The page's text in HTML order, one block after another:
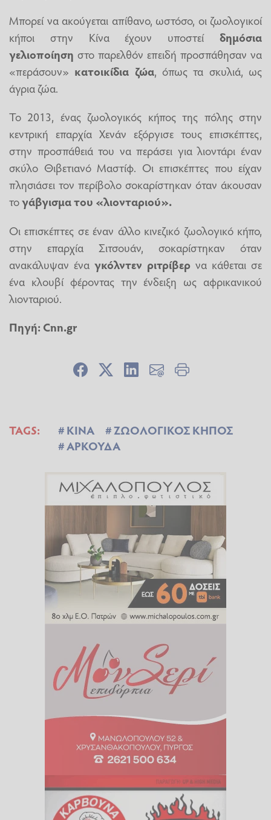
Μπορεί να ακούγεται απίθανο, ωστόσο, οι ζωολογικοί
κήποι στην Κίνα έχουν υποστεί δημόσια
γελιοποίηση στο παρελθόν επειδή προσπάθησαν να
«περάσουν» κατοικίδια ζώα, όπως τα σκυλιά, ως
άγρια ζώα.
Το 2013, ένας ζωολογικός κήπος της πόλης στην
κεντρική επαρχία Χενάν εξόργισε τους επισκέπτες,
στην προσπάθειά του να περάσει για λιοντάρι έναν
σκύλο Θιβετιανό Μαστίφ. Οι επισκέπτες που είχαν
πλησιάσει τον περίβολο σοκαρίστηκαν όταν άκουσαν
τογάβγισμα του «λιονταριού».
Οι επισκέπτες σε έναν άλλο κινεζικό ζωολογικό κήπο,
στην επαρχία Σιτσουάν, σοκαρίστηκαν όταν
ανακάλυψαν ένα γκόλντεν ριτρίβερ να κάθεται σε
ένα κλουβί φέροντας την ένδειξη ως αφρικανικού
λιονταριού.
Πηγή: Cnn.gr
TAGS: ΚΙΝΑ
ΖΩΟΛΟΓΙΚΟΣ ΚΗΠΟΣ
ΑΡΚΟΥΔΑ